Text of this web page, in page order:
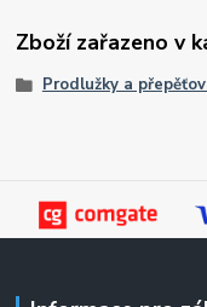
Zboží zařazeno v
Prodlužky a